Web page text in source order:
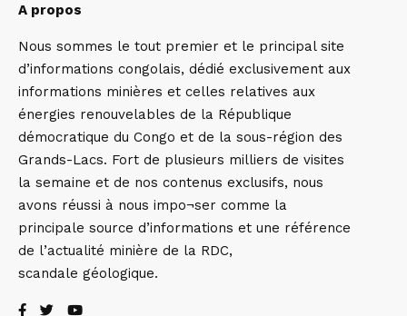
A propos
Nous sommes le tout premier et le principal site
d’informations congolais, dédié exclusivement aux
informations minières et celles relatives aux
énergies renouvelables de la République
démocratique du Congo et de la sous-région des
Grands-Lacs. Fort de plusieurs milliers de visites
la semaine et de nos contenus exclusifs, nous
avons réussi à nous impo¬ser comme la
principale source d’informations et une référence
de l’actualité minière de la RDC,
scandale géologique.